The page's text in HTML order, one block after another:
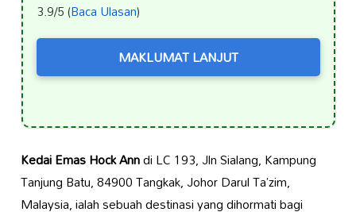
3.9/5 (Baca Ulasan)
MAKLUMAT LANJUT
Kedai Emas Hock Anndi LC 193, Jln Sialang, Kampung
Tanjung Batu, 84900 Tangkak, Johor Darul Ta’zim,
Malaysia, ialah sebuah destinasi yang dihormati bagi